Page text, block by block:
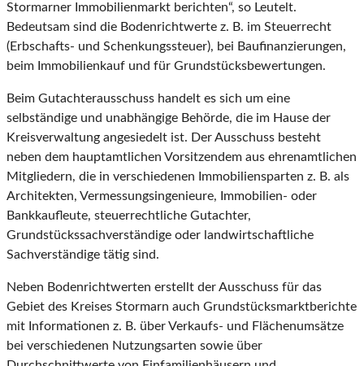
Stormarner Immobilienmarkt berichten“, so Leutelt.
Bedeutsam sind die Bodenrichtwerte z. B. im Steuerrecht
(Erbschafts- und Schenkungssteuer), bei Baufinanzierungen,
beim Immobilienkauf und für Grundstücksbewertungen.
Beim Gutachterausschuss handelt es sich um eine
selbständige und unabhängige Behörde, die im Hause der
Kreisverwaltung angesiedelt ist. Der Ausschuss besteht
neben dem hauptamtlichen Vorsitzendem aus ehrenamtlichen
Mitgliedern, die in verschiedenen Immobiliensparten z. B. als
Architekten, Vermessungsingenieure, Immobilien- oder
Bankkaufleute, steuerrechtliche Gutachter,
Grundstückssachverständige oder landwirtschaftliche
Sachverständige tätig sind.
Neben Bodenrichtwerten erstellt der Ausschuss für das
Gebiet des Kreises Stormarn auch Grundstücksmarktberichte
mit Informationen z. B. über Verkaufs- und Flächenumsätze
bei verschiedenen Nutzungsarten sowie über